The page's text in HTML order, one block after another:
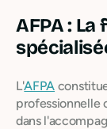
AFPA :
L'AFPA
professionnelle
dans